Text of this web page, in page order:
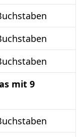
mit 9